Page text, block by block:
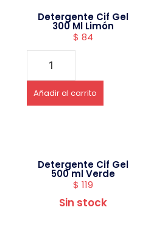
Detergente Cif Gel
300 Ml Limón
$ 84
Añadir al carrito
Detergente Cif Gel
500 ml Verde
$ 119
Sin stock